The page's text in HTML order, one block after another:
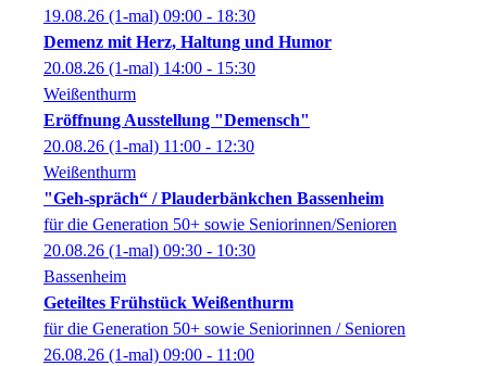
19.08.26 (1-mal) 09:00 - 18:30
Demenz mit Herz, Haltung und Humor
20.08.26 (1-mal) 14:00 - 15:30
Weißenthurm
Eröffnung Ausstellung "Demensch"
20.08.26 (1-mal) 11:00 - 12:30
Weißenthurm
"Geh-spräch“ / Plauderbänkchen Bassenheim
für die Generation 50+ sowie Seniorinnen/Senioren
20.08.26 (1-mal) 09:30 - 10:30
Bassenheim
Geteiltes Frühstück Weißenthurm
für die Generation 50+ sowie Seniorinnen / Senioren
26.08.26 (1-mal) 09:00 - 11:00